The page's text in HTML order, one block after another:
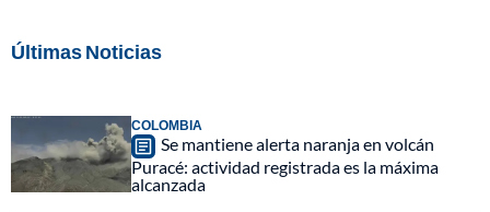
Últimas Noticias
COLOMBIA
Se mantiene alerta naranja en volcán
Puracé: actividad registrada es la máxima
alcanzada